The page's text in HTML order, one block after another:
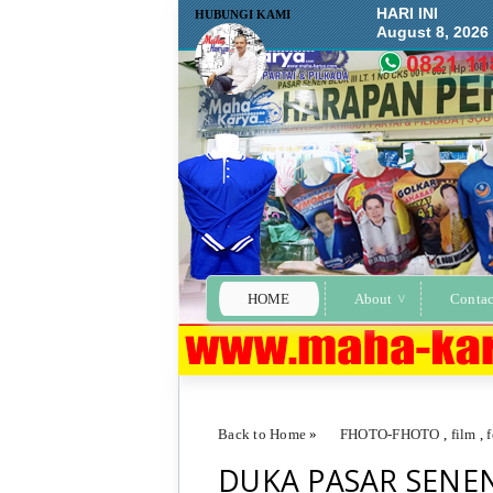
HOME About
HUBUNGI KAMI
HARI INI
August 8, 2026
Back to Home » FHOTO-FHOTO , film ,
DUKA PASAR SENEN KEBAKARAN
DUKA PASAR